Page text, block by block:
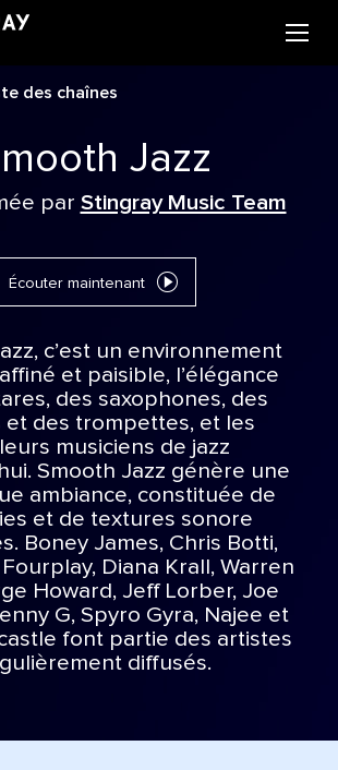
des chaînes
Jazz
par Stingray Music Team
Écouter maintenant
c’est un environnement
et paisible, l’élégance
des saxophones, des
et des trompettes, et les
musiciens de jazz
Smooth Jazz génère une
ambiance, constituée de
et de textures sonore
Boney James, Chris Botti,
Fourplay, Diana Krall, Warren
Howard, Jeff Lorber, Joe
G, Spyro Gyra, Najee et
font partie des artistes
diffusés.